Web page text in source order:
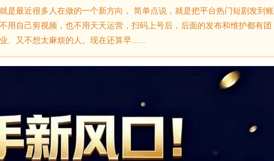
是最近很多人在做的一个新方向， 简单点说，就是把平台热门短剧发到账
用自己剪视频，也不用天天运营，扫码上号后，后面的发布和维护都有团
、又不想太麻烦的人。现在还算早......